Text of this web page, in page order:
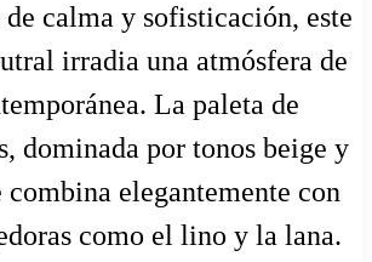
calma y sofisticación, este
irradia una atmósfera de
La paleta de
dominada por tonos beige y
combina elegantemente con
como el lino y la lana.